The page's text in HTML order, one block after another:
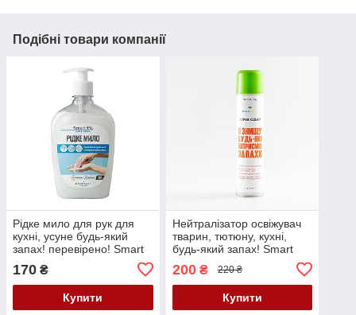
Подібні товари компанії
Рідке мило для рук для
кухні, усуне будь-який
запах! перевірено! Smart
170 ₴
Купити
Нейтралізатор освіжувач
тварин, тютюну, кухні,
будь-який запах! Smart
Life Farmasi 300 мл, Made
in Ukraine
200₴ 220 ₴
Купити